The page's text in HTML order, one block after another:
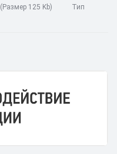
(Размер 125 Kb)
Тип